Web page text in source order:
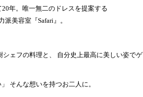
年。唯一無二のドレスを提案する
美容室『Safari』。
ェフの料理と、 自分史上最高に美しい姿でゲ
そんな想いを持つお二人に。